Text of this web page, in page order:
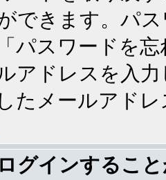
できます。パ
パスワードを
アドレスを入
たメールアド
グインするこ